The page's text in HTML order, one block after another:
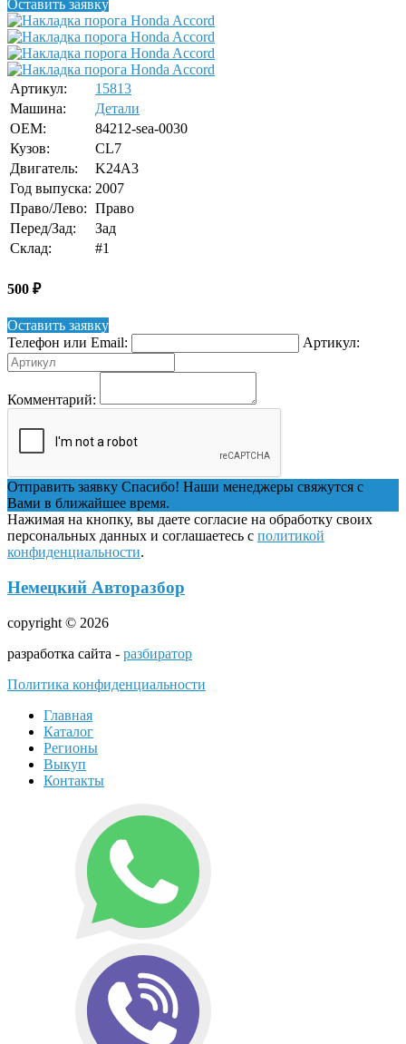
Оставить заявку
Артикул:
15813
Машина:
Детали
OEM:
84212-sea-0030
Кузов:
CL7
Двигатель:
K24A3
Год выпуска: 2007
Право/Лево: Право
Перед/Зад:
Зад
Склад:
#1
500 ₽
Оставить заявку
Телефон или Email:
Артикул:
Комментарий:
Отправить заявку Спасибо! Наши менеджеры свяжутся с
Вами в ближайшее время.
Нажимая на кнопку, вы даете согласие на обработку своих
персональных данных и соглашаетесь с политикой
конфиденциальности.
Немецкий Авторазбор
copyright © 2026
разработка сайта - разбиратор
Политика конфиденциальности
Главная
Каталог
Регионы
Выкуп
Контакты